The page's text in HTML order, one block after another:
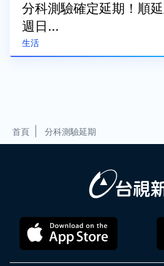
生活
分科測驗確定延期！順
週日...
首頁 分科測驗延期